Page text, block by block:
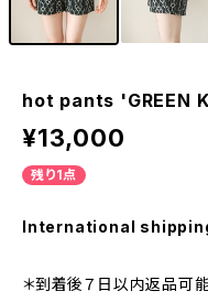
hot pants 'GREEN
¥13,000
残り1点
International
＊到着後７日以内返品可